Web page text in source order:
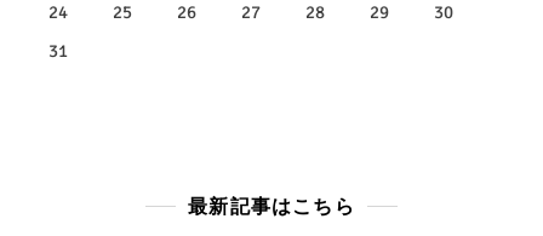
24
25 26 27 28 29
30
31
最新記事はこちら